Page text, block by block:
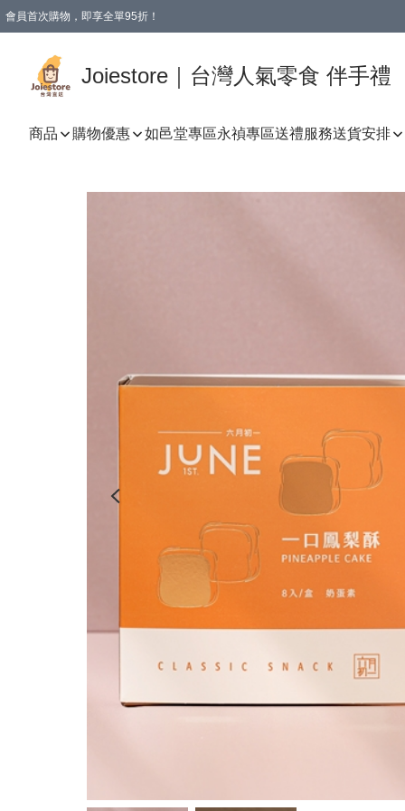
會員首次購物，即享全單95折！
Joiestore｜台灣人氣零食 伴手禮
商品 購物優惠 如邑堂專區永禎專區送禮服務送貨安排